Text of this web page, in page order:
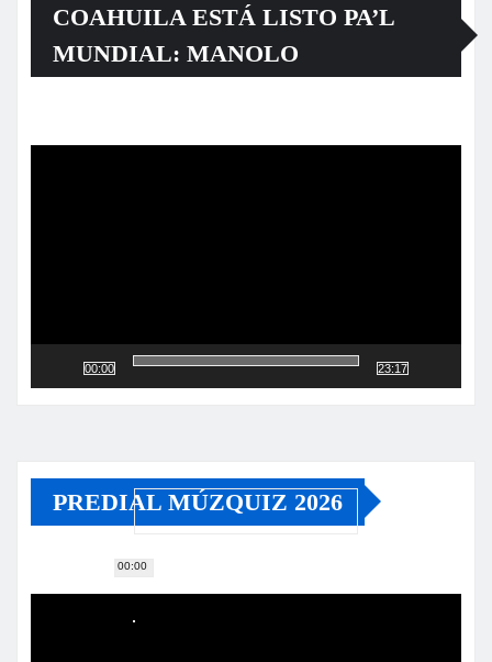
COAHUILA ESTÁ LISTO PA’L
MUNDIAL: MANOLO
00:00
00:00
23:17
PREDIAL MÚZQUIZ 2026
Reproductor